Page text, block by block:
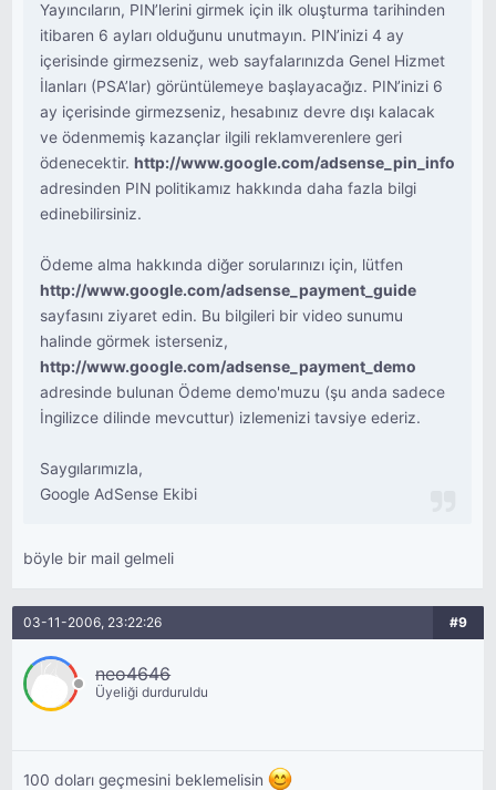
Yayıncıların, PIN’lerini girmek için ilk oluşturma tarihinden
itibaren 6 ayları olduğunu unutmayın. PIN’inizi 4 ay
içerisinde girmezseniz, web sayfalarınızda Genel Hizmet
İlanları (PSA’lar) görüntülemeye başlayacağız. PIN’inizi 6
ay içerisinde girmezseniz, hesabınız devre dışı kalacak
ve ödenmemiş kazançlar ilgili reklamverenlere geri
ödenecektir. http://www.google.com/adsense_pin_info
adresinden PIN politikamız hakkında daha fazla bilgi
edinebilirsiniz.
Ödeme alma hakkında diğer sorularınızı için, lütfen
http://www.google.com/adsense_payment_guide
sayfasını ziyaret edin. Bu bilgileri bir video sunumu
halinde görmek isterseniz,
http://www.google.com/adsense_payment_demo
adresinde bulunan Ödeme demo'muzu (şu anda sadece
İngilizce dilinde mevcuttur) izlemenizi tavsiye ederiz.
Saygılarımızla,
Google AdSense Ekibi
böyle bir mail gelmeli
03-11-2006, 23:22:26 #9
neo4646
Üyeliği durduruldu
100 doları geçmesini beklemelisin